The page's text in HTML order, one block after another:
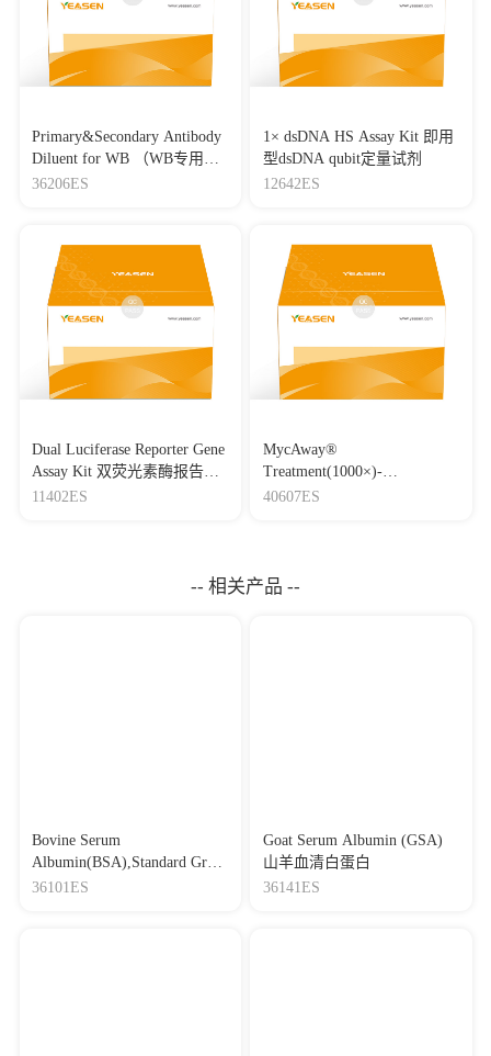
Primary&Secondary Antibody
Diluent for WB （WB专用一
抗二抗稀释液）
36206ES
1× dsDNA HS Assay Kit 即用
型dsDNA qubit定量试剂
12642ES
Dual Luciferase Reporter Gene
Assay Kit 双荧光素酶报告基
因检测试剂盒
11402ES
MycAway®
Treatment(1000×)-
Mycoplasma Elimination
40607ES
-- 相关产品 --
Bovine Serum
Albumin(BSA),Standard Grade
牛血清白蛋白，标准级别
36101ES
Goat Serum Albumin (GSA)
山羊血清白蛋白
36141ES